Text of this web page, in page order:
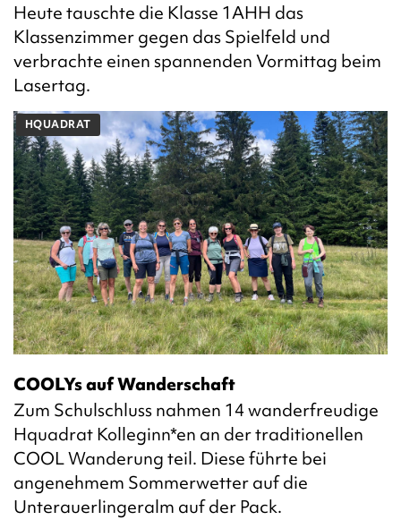
Heute tauschte die Klasse 1AHH das
Klassenzimmer gegen das Spielfeld und
verbrachte einen spannenden Vormittag beim
Lasertag.
HQUADRAT
COOLYs auf Wanderschaft
Zum Schulschluss nahmen 14 wanderfreudige
Hquadrat Kolleginn*en an der traditionellen
COOL Wanderung teil. Diese führte bei
angenehmem Sommerwetter auf die
Unterauerlingeralm auf der Pack.